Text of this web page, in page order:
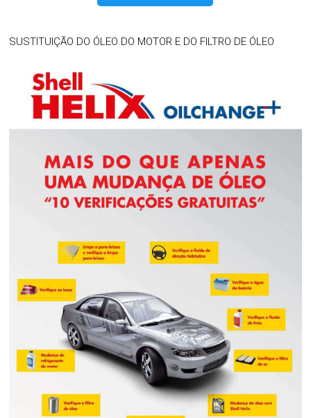
SUSTITUIÇÃO DO ÓLEO DO MOTOR E DO FILTRO DE ÓLEO